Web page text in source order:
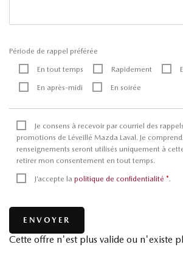
Période de rappel préférée
En tout temps Rapidement
En après-midi En soirée
Je consens à recevoir par courriel des
promotions de Léveillé Mazda Laval. Je
renseignements seront utilisés uniquement à
retirer mon consentement en tout temps.
J’accepte la politique de confidentialité *.
Cette offre n'est plus valide ou n'existe